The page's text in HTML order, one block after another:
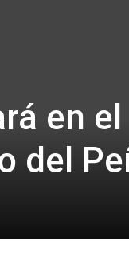
en
del